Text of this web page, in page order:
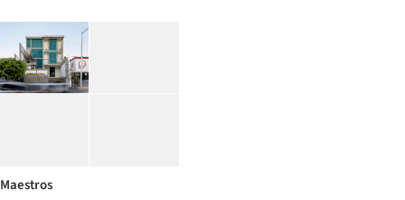
Maestros